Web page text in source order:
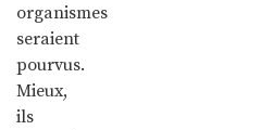
organismes
seraient
pourvus.
Mieux,
ils